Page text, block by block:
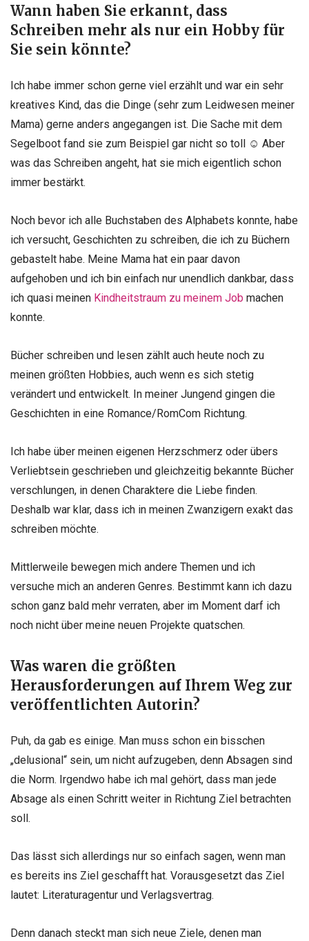
Wann haben Sie erkannt, dass
Schreiben mehr als nur ein Hobby für
Sie sein könnte?
Ich habe immer schon gerne viel erzählt und war ein sehr
kreatives Kind, das die Dinge (sehr zum Leidwesen meiner
Mama) gerne anders angegangen ist. Die Sache mit dem
Segelboot fand sie zum Beispiel gar nicht so toll ☺ Aber
was das Schreiben angeht, hat sie mich eigentlich schon
immer bestärkt.
Noch bevor ich alle Buchstaben des Alphabets konnte, habe
ich versucht, Geschichten zu schreiben, die ich zu Büchern
gebastelt habe. Meine Mama hat ein paar davon
aufgehoben und ich bin einfach nur unendlich dankbar, dass
ich quasi meinen Kindheitstraum zu meinem Job machen
konnte.
Bücher schreiben und lesen zählt auch heute noch zu
meinen größten Hobbies, auch wenn es sich stetig
verändert und entwickelt. In meiner Jungend gingen die
Geschichten in eine Romance/RomCom Richtung.
Ich habe über meinen eigenen Herzschmerz oder übers
Verliebtsein geschrieben und gleichzeitig bekannte Bücher
verschlungen, in denen Charaktere die Liebe finden.
Deshalb war klar, dass ich in meinen Zwanzigern exakt das
schreiben möchte.
Mittlerweile bewegen mich andere Themen und ich
versuche mich an anderen Genres. Bestimmt kann ich dazu
schon ganz bald mehr verraten, aber im Moment darf ich
noch nicht über meine neuen Projekte quatschen.
Was waren die größten
Herausforderungen auf Ihrem Weg zur
veröffentlichten Autorin?
Puh, da gab es einige. Man muss schon ein bisschen
„delusional“ sein, um nicht aufzugeben, denn Absagen sind
die Norm. Irgendwo habe ich mal gehört, dass man jede
Absage als einen Schritt weiter in Richtung Ziel betrachten
soll.
Das lässt sich allerdings nur so einfach sagen, wenn man
es bereits ins Ziel geschafft hat. Vorausgesetzt das Ziel
lautet: Literaturagentur und Verlagsvertrag.
Denn danach steckt man sich neue Ziele, denen man